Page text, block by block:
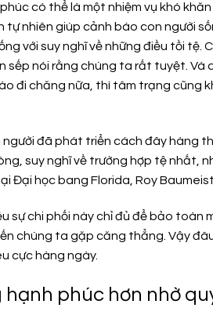
có thể là một nhiệm vụ khó
tự nhiên giúp cảnh báo con người
với suy nghĩ về những điều tồi tệ.
sếp nói rằng chúng ta rất tuyệt. Và
đi chăng nữa, thì tâm trạng cũng
người đã phát triển cách đây hàng
suy nghĩ về trường hợp tệ nhất,
Đại học bang Florida, Roy
sự chi phối này chỉ đủ để bảo toàn
chúng ta gặp căng thẳng. Vậy
cực hàng ngày.
hạnh phúc hơn nhờ